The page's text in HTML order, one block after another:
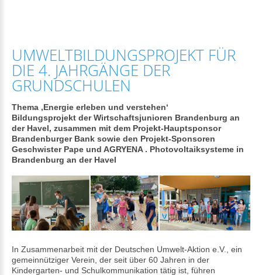
UMWELTBILDUNGSPROJEKT FÜR
DIE 4. JAHRGÄNGE DER
GRUNDSCHULEN
Thema ‚Energie erleben und verstehen‘
Bildungsprojekt der Wirtschaftsjunioren Brandenburg an
der Havel, zusammen mit dem Projekt-Hauptsponsor
Brandenburger Bank sowie den Projekt-Sponsoren
Geschwister Pape und AGRYENA . Photovoltaiksysteme in
Brandenburg an der Havel
In Zusammenarbeit mit der Deutschen Umwelt-Aktion e.V., ein
gemeinnütziger Verein, der seit über 60 Jahren in der
Kindergarten- und Schulkommunikation tätig ist, führen